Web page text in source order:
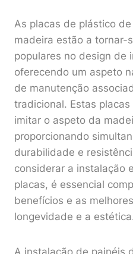
As placas de plástico
madeira estão a tornar-
populares no design de
oferecendo um aspeto
de manutenção
tradicional. Estas
imitar o aspeto da
proporcionando
durabilidade e
considerar a instalação
placas, é essencial
benefícios e as
longevidade e a